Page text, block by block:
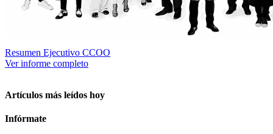
Resumen Ejecutivo CCOO
Ver informe completo
Artículos más leídos hoy
Infórmate